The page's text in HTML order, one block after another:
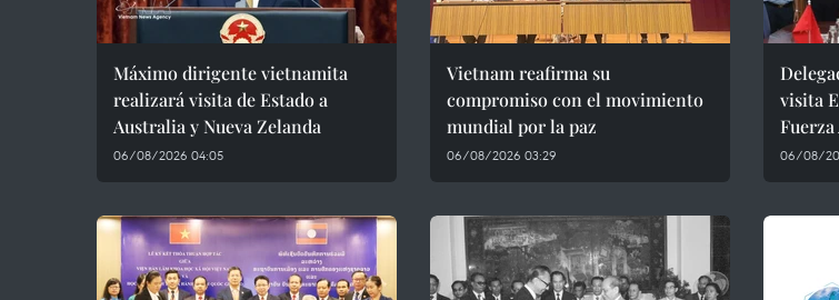
Máximo dirigente vietnamita
realizará visita de Estado a
Australia y Nueva Zelanda
06/08/2026 04:05
Vietnam reafirma su
compromiso con el movimiento
mundial por la paz
06/08/2026 03:29
visita
Fuerza
06/08/